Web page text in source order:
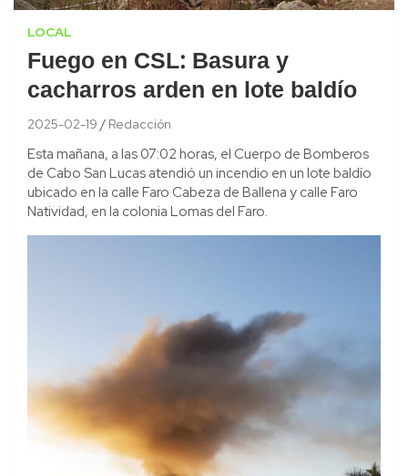
LOCAL
Fuego en CSL: Basura y
cacharros arden en lote baldío
2025-02-19 Redacción
Esta mañana, a las 07:02 horas, el Cuerpo de Bomberos
de Cabo San Lucas atendió un incendio en un lote baldío
ubicado en la calle Faro Cabeza de Ballena y calle Faro
Natividad, en la colonia Lomas del Faro.